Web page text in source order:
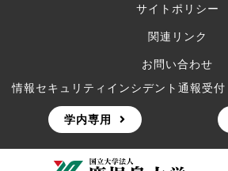
サイトポリシー
関連リンク
お問い合わせ
情報セキュリティインシデント通報受付
学内専用